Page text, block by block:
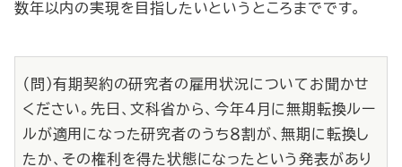
数年以内の実現を目指したいというところまでです。
（問）有期契約の研究者の雇用状況についてお聞かせ
ください。先日、文科省から、今年４月に無期転換ルー
ルが適用になった研究者のうち８割が、無期に転換し
たか、その権利を得た状態になったという発表があり